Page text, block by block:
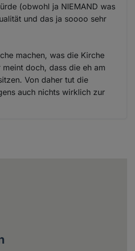
(obwohl ja NIEMAND was
und das ja soooo sehr
machen, was die Kirche
doch, dass die eh am
Von daher tut die
auch nichts wirklich zur